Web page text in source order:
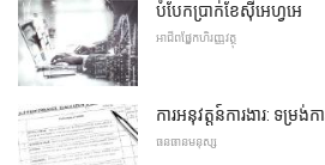
បំបែកប្រាក់ខែស៊ីអេហ្វអេ
អាជីពផ្នែកហិរញ្ញវត្ថុ
ការអនុវត្តន៍ការងារ: ទម្រង់
ធនធានមនុស្ស